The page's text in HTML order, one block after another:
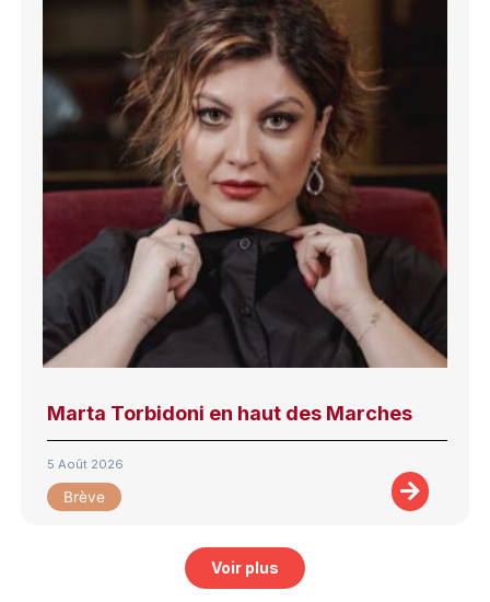
Marta Torbidoni en haut des Marches
5 Août 2026
Brève
Voir plus